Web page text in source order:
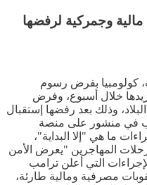
مالية وجمركية لرفضها
كولومبيا بفرض رسوم
25% على أن يزيدها خلال أسبوع، وفرض
وذلك بعد رفضها إستقبال
في منشور على منصة
ما هي "إلا البداية"،
المهاجرين "يعرض الأمن
التي أعلن ترامب
مصرفية ومالية طارئة،